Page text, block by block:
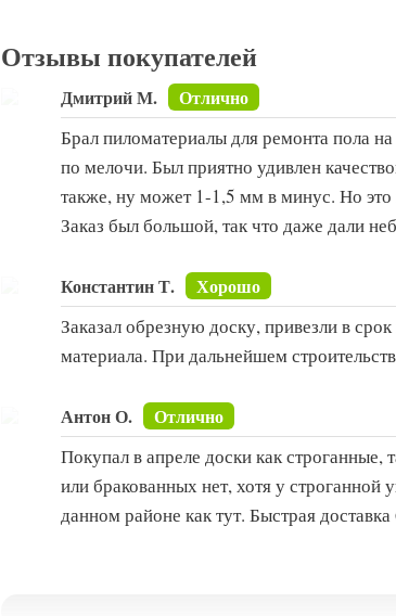
Отзывы покупателей
Дмитрий М.
Отлично
Брал пиломатериалы для ремонта пола
по мелочи. Был приятно удивлен
также, ну может 1-1,5 мм в минус. Но
Заказ был большой, так что даже дали
Константин Т.
Хорошо
Заказал обрезную доску, привезли в
материала. При дальнейшем
Антон О.
Отлично
Покупал в апреле доски как строганные,
или бракованных нет, хотя у строганной
данном районе как тут. Быстрая